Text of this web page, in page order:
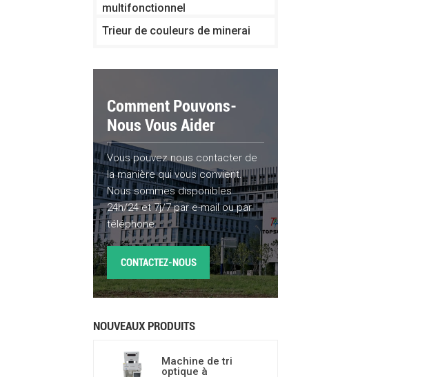
multifonctionnel
Trieur de couleurs de minerai
Comment Pouvons-
Nous Vous Aider
Vous pouvez nous contacter de
la manière qui vous convient.
Nous sommes disponibles
24h/24 et 7j/7 par e-mail ou par
téléphone.
CONTACTEZ-NOUS
NOUVEAUX PRODUITS
Machine de tri
optique à